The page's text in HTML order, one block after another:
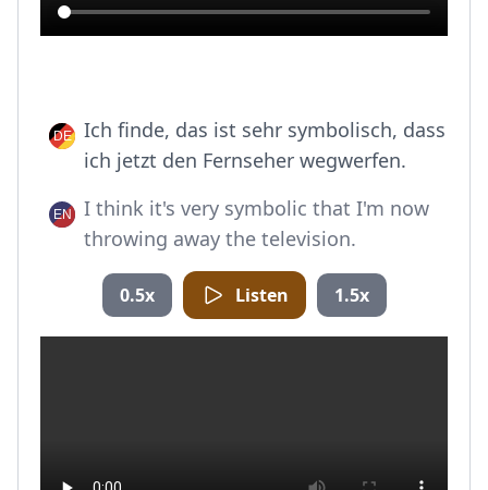
Ich finde, das ist sehr symbolisch, dass
ich jetzt den Fernseher wegwerfen.
I think it's very symbolic that I'm now
throwing away the television.
0.5x Listen 1.5x